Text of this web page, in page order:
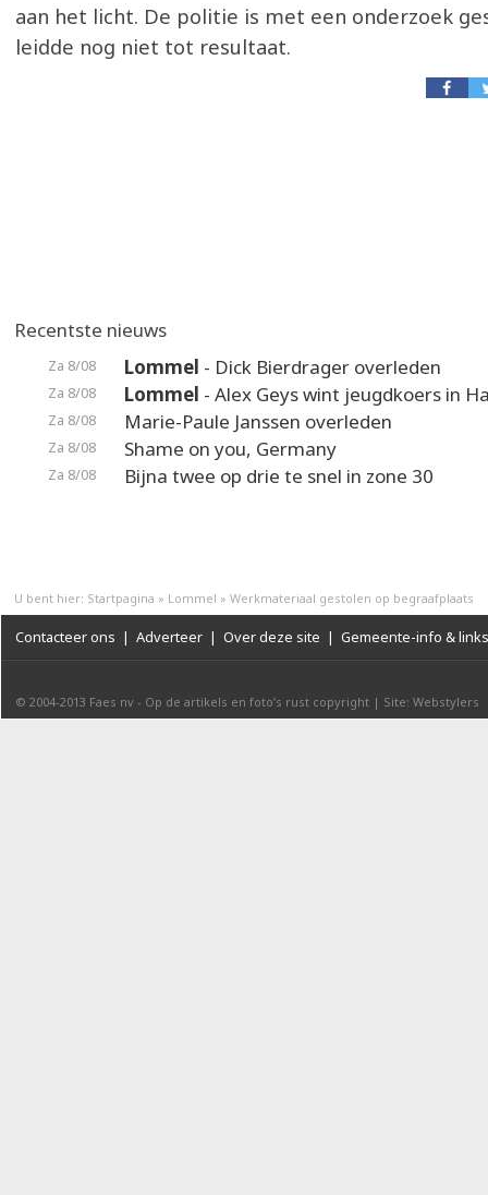
aan het licht. De politie is met een onderzoek
leidde nog niet tot resultaat.
Recentste nieuws
Za 8/08 Lommel - Dick Bierdrager overleden
Za 8/08 Lommel - Alex Geys wint jeugdkoers in
Za 8/08 Marie-Paule Janssen overleden
Za 8/08 Shame on you, Germany
Za 8/08 Bijna twee op drie te snel in zone 30
U bent hier: Startpagina » Lommel » Werkmateriaal gestolen op begraafplaats
Contacteer ons | Adverteer | Over deze site | Gemeente-info & links
© 2004-2013 Faes nv - Op de artikels en foto’s rust copyright | Site: Webstylers